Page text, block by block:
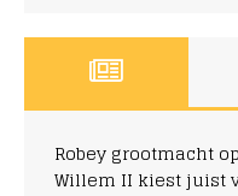
Robey grootmacht
Willem II kiest juist